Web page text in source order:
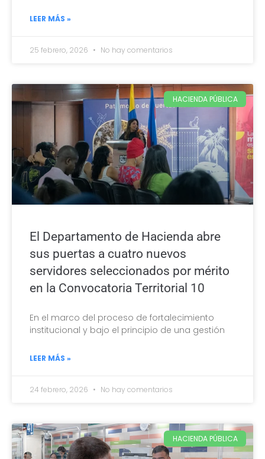
LEER MÁS »
25 febrero, 2026 No hay comentarios
HACIENDA PÚBLICA
El Departamento de Hacienda abre
sus puertas a cuatro nuevos
servidores seleccionados por mérito
en la Convocatoria Territorial 10
En el marco del proceso de fortalecimiento
institucional y bajo el principio de una gestión
LEER MÁS »
24 febrero, 2026 No hay comentarios
HACIENDA PÚBLICA